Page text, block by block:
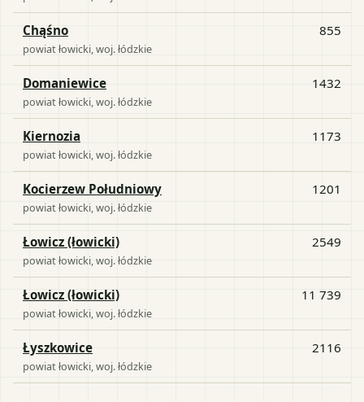
Chąśno
powiatłowicki , woj.łódzkie
855
Domaniewice
powiatłowicki , woj.łódzkie
1432
Kiernozia
powiatłowicki , woj.łódzkie
1173
Kocierzew Południowy
powiatłowicki , woj.łódzkie
1201
Łowicz (łowicki)
powiatłowicki , woj.łódzkie
2549
Łowicz (łowicki)
powiatłowicki , woj.łódzkie
11 739
Łyszkowice
powiatłowicki , woj.łódzkie
2116